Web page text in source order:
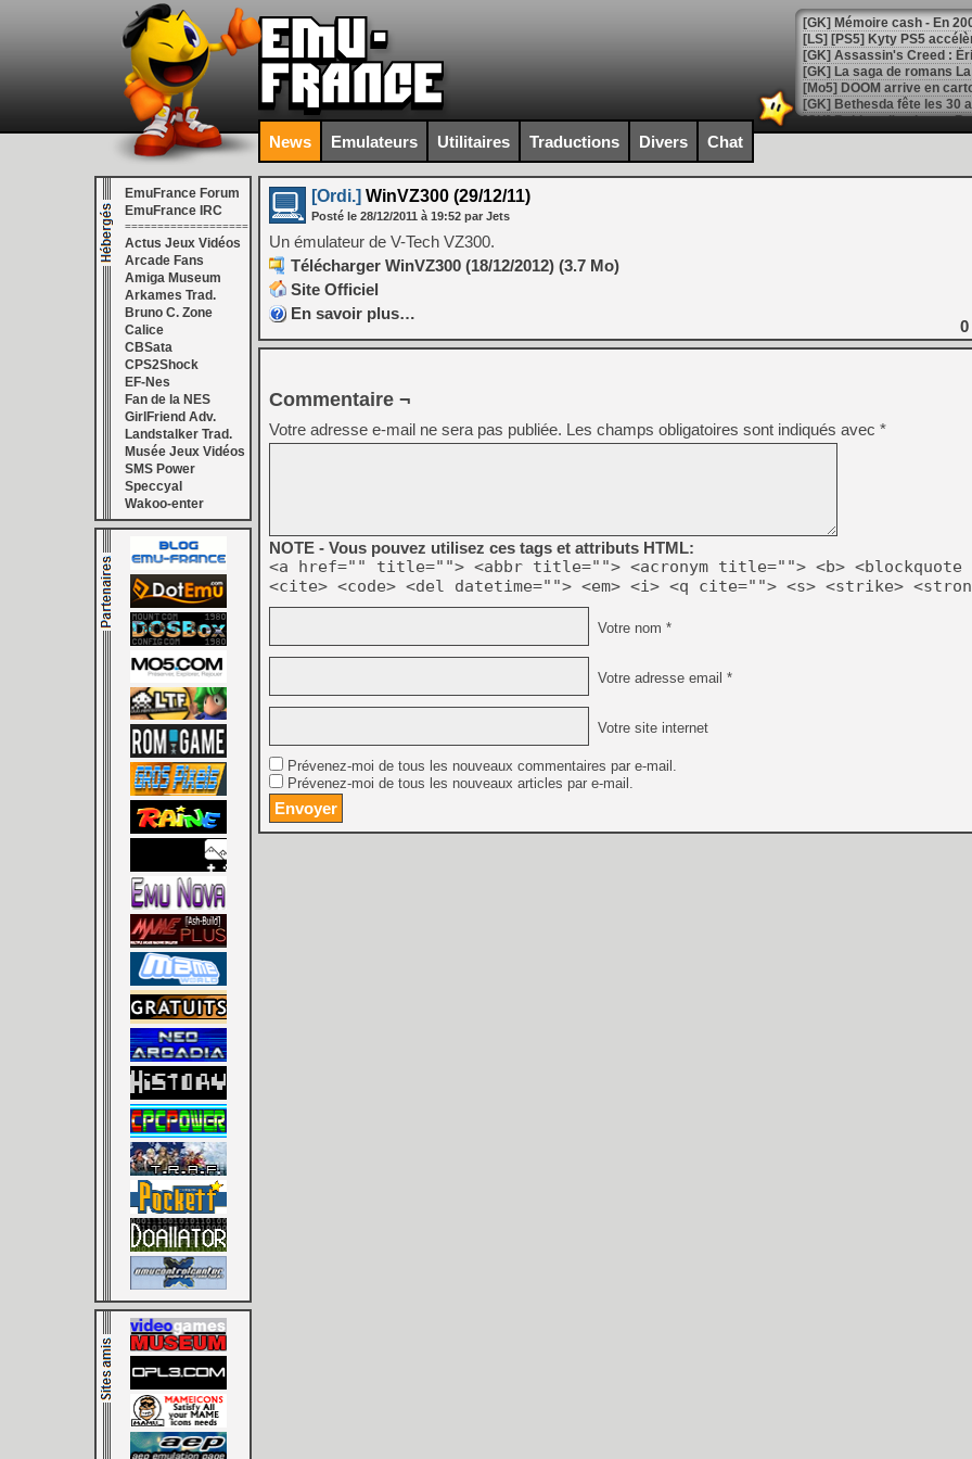
[Mo5] DOOM arrive en
[GK] Bethesda fête les 30
[GK] Roblox : l'action en
[GK] Agenda - GeForce
[LS] [PS5] ps5-y2jb-
[GK] Pourquoi Marvel
[GK] Test : Restory : Chill
[GK] GTA 6 : Rockstar
[GK] Hot Wheels Infinite
[GK] Mémoire cash -
[GK] Résultats Nintendo :
[GK] Déjà des
[Mo5] Brickboy cherche à
[GK] Minecraft et ses «
[GK] Beast of
[GK] Ubisoft : fin de partie
[GK] Mémoire cash -
[GK] Dan Houser (GTA)
[GK] Comment EA Sports
[GK] Crimson Moon : un
[GK] Isle of Reveries : le
[GK] Moonlighter 2 : The
[GK] Capcom relance
[Mo5] Deux inédits du
[GK] Le beat'em up The
[GK] Endless Legend 2 :
[LS] [PS5] Premiers
News Emulateurs Utilitaires Traductions Divers Chat
EmuFrance Forum
EmuFrance IRC
===================
Actus Jeux Vidéos
Arcade Fans
Amiga Museum
Arkames Trad.
Bruno C. Zone
Calice
CBSata
CPS2Shock
EF-Nes
Fan de la NES
GirlFriend Adv.
Landstalker Trad.
Musée Jeux Vidéos
SMS Power
Speccyal
Wakoo-enter
[Ordi.] WinVZ300 (29/12/11)
Posté le 28/12/2011 à 19:52 par Jets
Un émulateur de V-Tech VZ300.
Télécharger WinVZ300 (18/12/2012) (3.7 Mo)
Site Officiel
En savoir plus…
0
Commentaire ¬
Votre adresse e-mail ne sera pas publiée. Les champs obligatoires sont indiqués avec *
NOTE - Vous pouvez utilisez ces tags et attributs HTML:
<a href="" title=""> <abbr title=""> <acronym title=""> <b> <blockquote
<cite> <code> <del datetime=""> <em> <i> <q cite=""> <s> <strike>
Votre nom *
Votre adresse email *
Votre site internet
Prévenez-moi de tous les nouveaux commentaires par e-mail.
Prévenez-moi de tous les nouveaux articles par e-mail.